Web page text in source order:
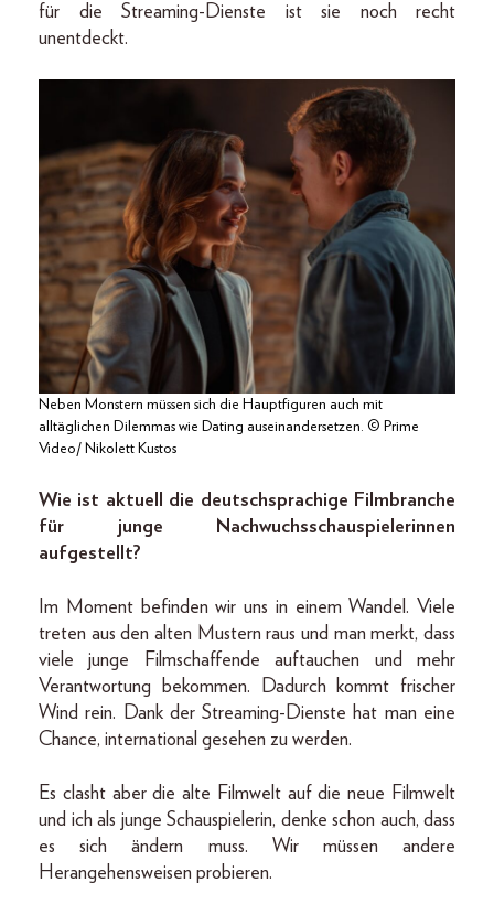
für die Streaming-Dienste ist sie noch recht
unentdeckt.
Neben Monstern müssen sich die Hauptfiguren auch mit
alltäglichen Dilemmas wie Dating auseinandersetzen. © Prime
Video/ Nikolett Kustos
Wie ist aktuell die deutschsprachige Filmbranche
für junge Nachwuchsschauspielerinnen
aufgestellt?
Im Moment befinden wir uns in einem Wandel. Viele
treten aus den alten Mustern raus und man merkt, dass
viele junge Filmschaffende auftauchen und mehr
Verantwortung bekommen. Dadurch kommt frischer
Wind rein. Dank der Streaming-Dienste hat man eine
Chance, international gesehen zu werden.
Es clasht aber die alte Filmwelt auf die neue Filmwelt
und ich als junge Schauspielerin, denke schon auch, dass
es sich ändern muss. Wir müssen andere
Herangehensweisen probieren.